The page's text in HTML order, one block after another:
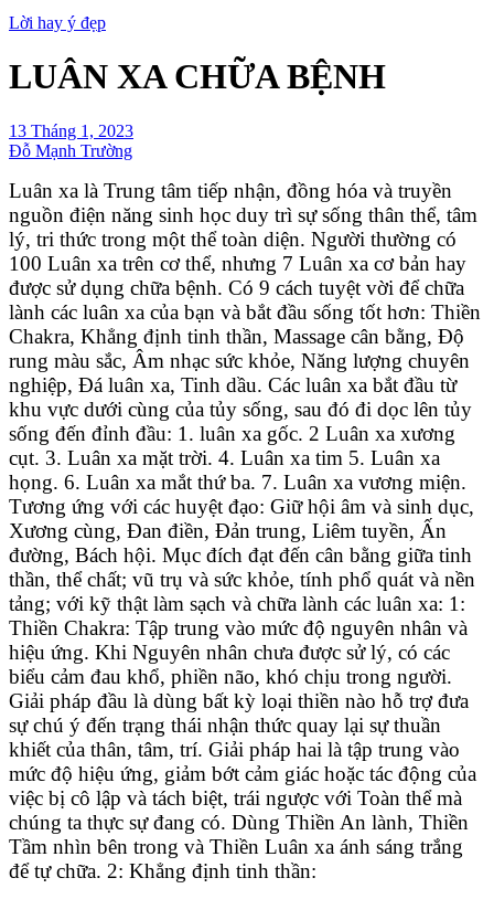
Lời hay ý đẹp
LUÂN XA CHỮA BỆNH
13 Tháng 1, 2023
Đỗ Mạnh Trường
Luân xa là Trung tâm tiếp nhận, đồng hóa và truyền
nguồn điện năng sinh học duy trì sự sống thân thể, tâm
lý, tri thức trong một thể toàn diện. Người thường có
100 Luân xa trên cơ thể, nhưng 7 Luân xa cơ bản hay
được sử dụng chữa bệnh. Có 9 cách tuyệt vời để chữa
lành các luân xa của bạn và bắt đầu sống tốt hơn: Thiền
Chakra, Khẳng định tinh thần, Massage cân bằng, Độ
rung màu sắc, Âm nhạc sức khỏe, Năng lượng chuyên
nghiệp, Đá luân xa, Tinh dầu. Các luân xa bắt đầu từ
khu vực dưới cùng của tủy sống, sau đó đi dọc lên tủy
sống đến đỉnh đầu: 1. luân xa gốc. 2 Luân xa xương
cụt. 3. Luân xa mặt trời. 4. Luân xa tim 5. Luân xa
họng. 6. Luân xa mắt thứ ba. 7. Luân xa vương miện.
Tương ứng với các huyệt đạo: Giữ hội âm và sinh dục,
Xương cùng, Đan điền, Đản trung, Liêm tuyền, Ấn
đường, Bách hội. Mục đích đạt đến cân bằng giữa tinh
thần, thể chất; vũ trụ và sức khỏe, tính phổ quát và nền
tảng; với kỹ thật làm sạch và chữa lành các luân xa: 1:
Thiền Chakra: Tập trung vào mức độ nguyên nhân và
hiệu ứng. Khi Nguyên nhân chưa được sử lý, có các
biểu cảm đau khổ, phiền não, khó chịu trong người.
Giải pháp đầu là dùng bất kỳ loại thiền nào hỗ trợ đưa
sự chú ý đến trạng thái nhận thức quay lại sự thuần
khiết của thân, tâm, trí. Giải pháp hai là tập trung vào
mức độ hiệu ứng, giảm bớt cảm giác hoặc tác động của
việc bị cô lập và tách biệt, trái ngược với Toàn thể mà
chúng ta thực sự đang có. Dùng Thiền An lành, Thiền
Tầm nhìn bên trong và Thiền Luân xa ánh sáng trắng
để tự chữa. 2: Khẳng định tinh thần: